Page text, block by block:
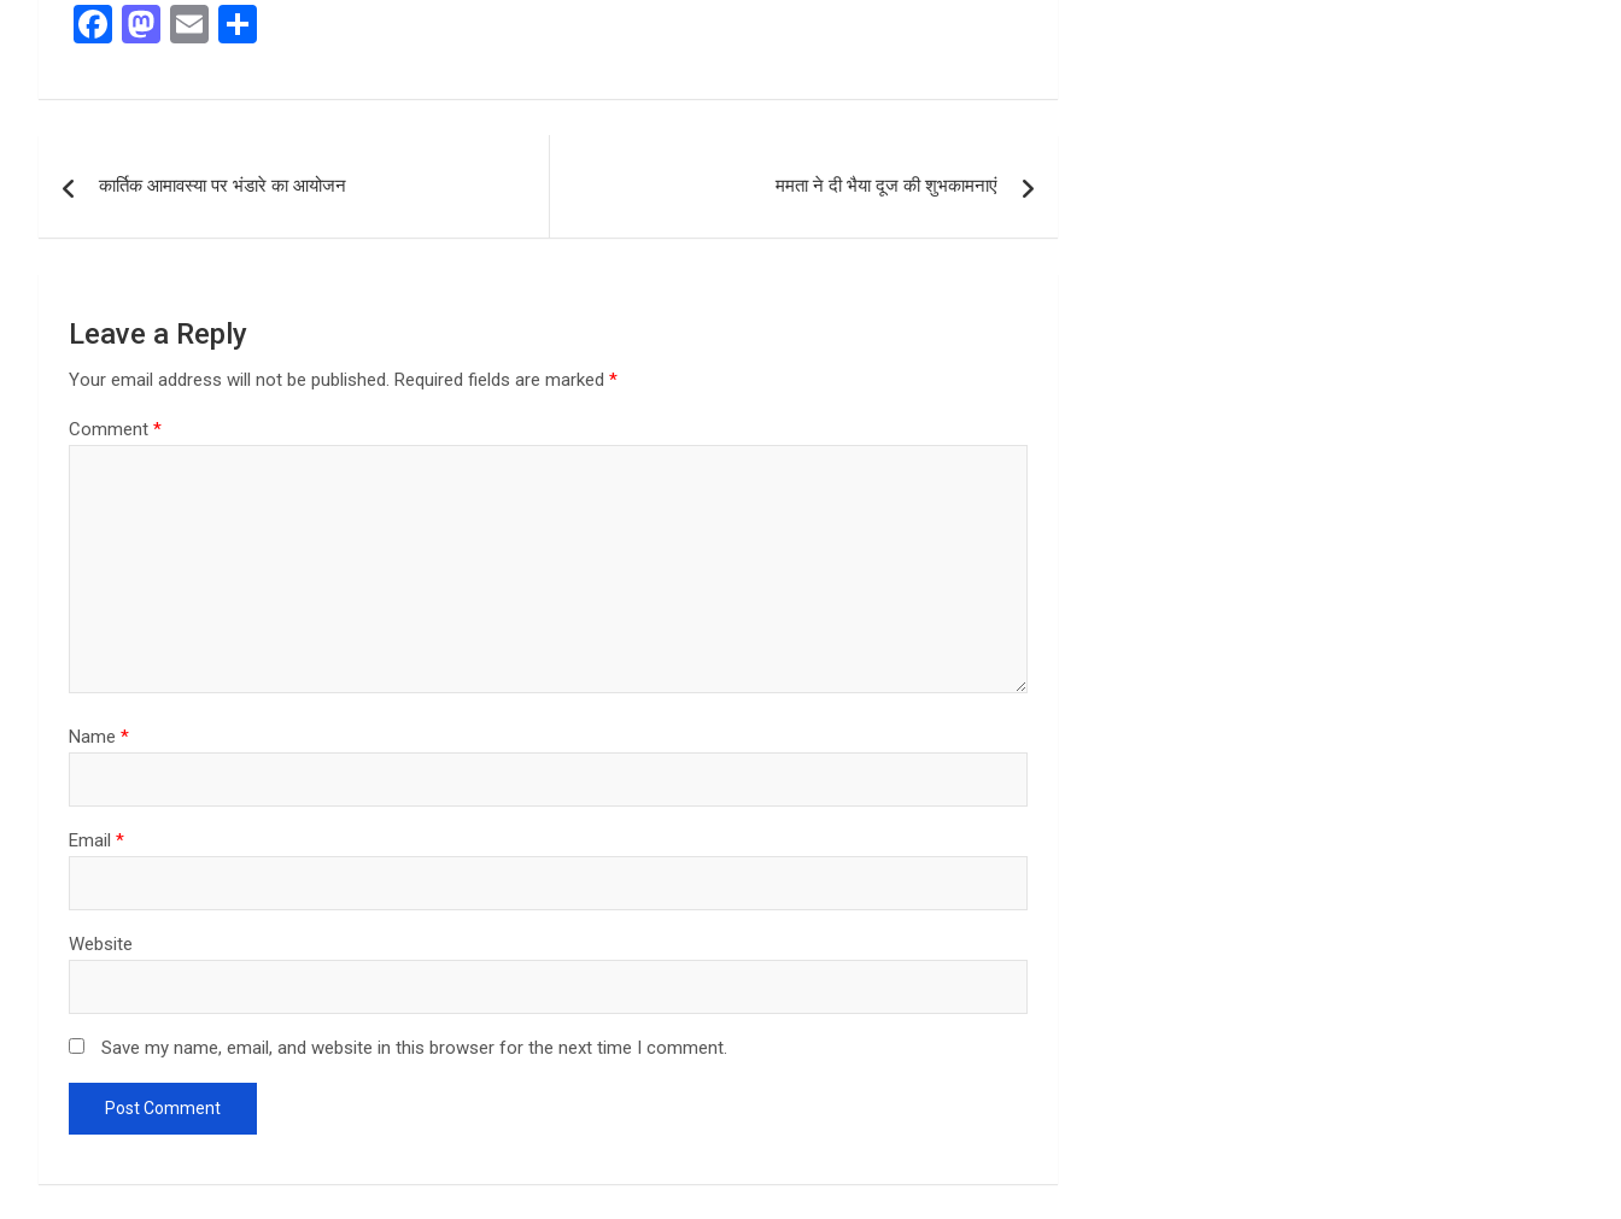
F
ce
o
M
st
d
E
ail ar
navigation
कार्तिक आमावस्या पर भंडारे का आयोजन ममता ने दी भैया दूज की शुभकामनाएं
Leave a Reply
Your email address will not be published. Required fields are marked *
Comment *
Name *
Email *
Website
Save my name, email, and website in this browser for the next time I comment.